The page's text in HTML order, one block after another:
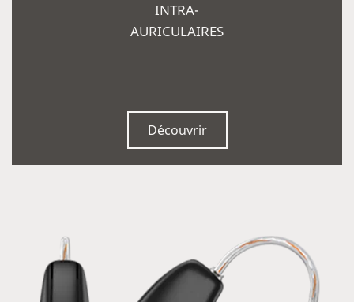
INTRA-
AURICULAIRES
Découvrir